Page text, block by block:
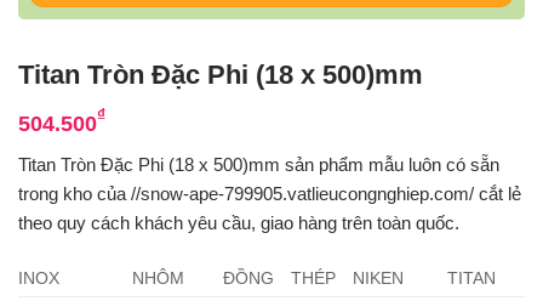
Titan Tròn Đặc Phi (18 x 500)mm
504.500₫
Titan Tròn Đặc Phi (18 x 500)mm sản phẩm mẫu luôn có sẵn
trong kho của //snow-ape-799905.vatlieucongnghiep.com/ cắt lẻ
theo quy cách khách yêu cầu, giao hàng trên toàn quốc.
INOX NHÔM ĐỒNG THÉP NIKEN TITAN